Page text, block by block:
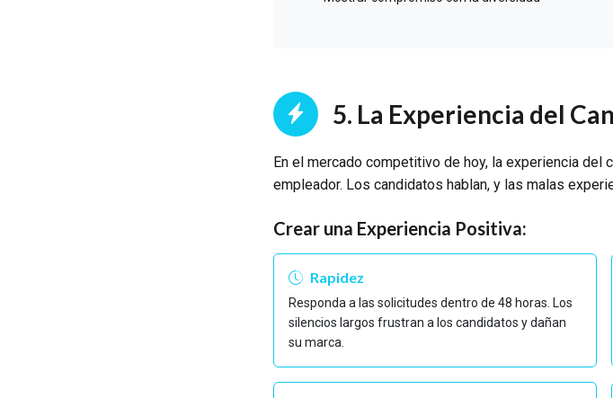
5. La Experiencia del
En el mercado competitivo de hoy, la experiencia del
empleador. Los candidatos hablan, y las malas
Crear una Experiencia Positiva:
Rapidez
Responda a las solicitudes dentro de 48 horas. Los
silencios largos frustran a los candidatos y dañan
su marca.